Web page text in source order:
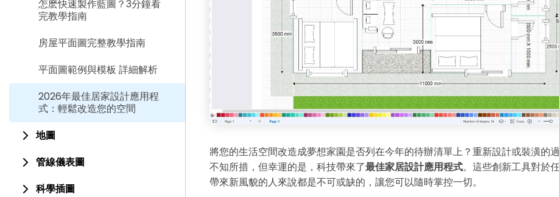
怎麽快速製作藍圖？3分鐘看
完教學指南
房屋平面圖完整教學指南
平面圖範例與模板 詳細解析
2026年最佳居家設計應用程
式：輕鬆改造您的空間
地圖
管線儀表圖
科學插圖
將您的生活空間改造成夢想家園是否列在今年的待辦清單上？重新設計或裝潢的
不知所措，但幸運的是，科技帶來了最佳家居設計應用程式。這些創新工具對於
帶來新風貌的人來說都是不可或缺的，讓您可以隨時掌控一切。